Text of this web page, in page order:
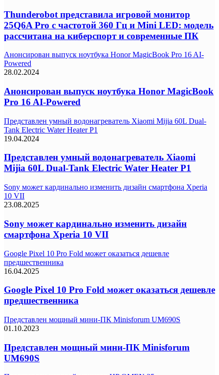
Thunderobot представила игровой монитор
25Q6A Pro с частотой 360 Гц и Mini LED: модель
рассчитана на киберспорт и современные ПК
Анонсирован выпуск ноутбука Honor MagicBook Pro 16 AI-
Powered
28.02.2024
Анонсирован выпуск ноутбука Honor MagicBook
Pro 16 AI-Powered
Представлен умный водонагреватель Xiaomi Mijia 60L Dual-
Tank Electric Water Heater P1
19.04.2024
Представлен умный водонагреватель Xiaomi
Mijia 60L Dual-Tank Electric Water Heater P1
Sony может кардинально изменить дизайн смартфона Xperia
10 VII
23.08.2025
Sony может кардинально изменить дизайн
смартфона Xperia 10 VII
Google Pixel 10 Pro Fold может оказаться дешевле
предшественника
16.04.2025
Google Pixel 10 Pro Fold может оказаться дешевле
предшественника
Представлен мощный мини-ПК Minisforum UM690S
01.10.2023
Представлен мощный мини-ПК Minisforum
UM690S